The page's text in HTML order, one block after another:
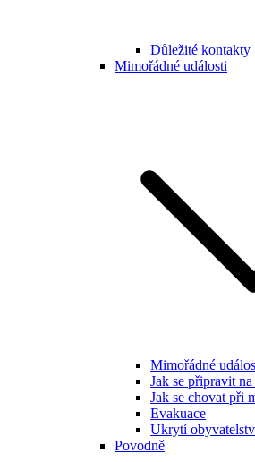
Důležité kontakty
Mimořádné události
Mimořádné
Jak se připravit
Jak se chovat při
Evakuace
Ukrytí
Povodně